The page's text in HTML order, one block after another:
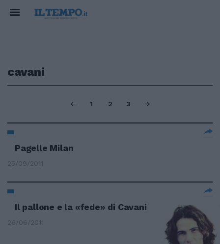
cavani
1 2 3
Pagelle Milan
25/09/2011
Il pallone e la «fede» di Cavani
26/06/2011